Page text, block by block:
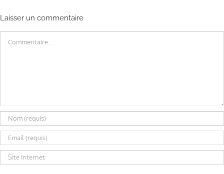
Laisser un commentaire